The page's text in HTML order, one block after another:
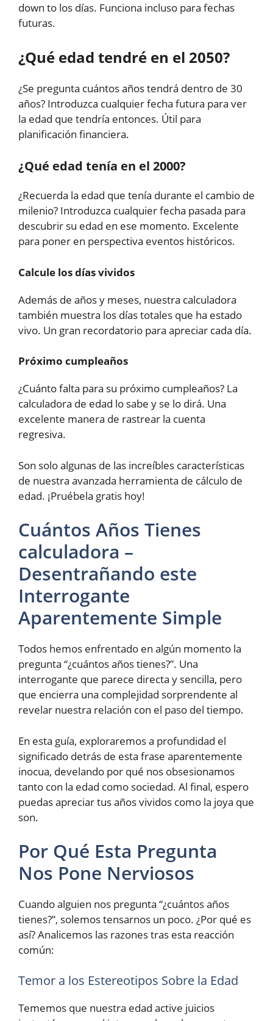
down to los días. Funciona incluso para fechas
futuras.
¿Qué edad tendré en el 2050?
¿Se pregunta cuántos años tendrá dentro de 30
años? Introduzca cualquier fecha futura para ver
la edad que tendría entonces. Útil para
planificación financiera.
¿Qué edad tenía en el 2000?
¿Recuerda la edad que tenía durante el cambio de
milenio? Introduzca cualquier fecha pasada para
descubrir su edad en ese momento. Excelente
para poner en perspectiva eventos históricos.
Calcule los días vividos
Además de años y meses, nuestra calculadora
también muestra los días totales que ha estado
vivo. Un gran recordatorio para apreciar cada día.
Próximo cumpleaños
¿Cuánto falta para su próximo cumpleaños? La
calculadora de edad lo sabe y se lo dirá. Una
excelente manera de rastrear la cuenta
regresiva.
Son solo algunas de las increíbles características
de nuestra avanzada herramienta de cálculo de
edad. ¡Pruébela gratis hoy!
Cuántos Años Tienes
calculadora –
Desentrañando este
Interrogante
Aparentemente Simple
Todos hemos enfrentado en algún momento la
pregunta “¿cuántos años tienes?”. Una
interrogante que parece directa y sencilla, pero
que encierra una complejidad sorprendente al
revelar nuestra relación con el paso del tiempo.
En esta guía, exploraremos a profundidad el
significado detrás de esta frase aparentemente
inocua, develando por qué nos obsesionamos
tanto con la edad como sociedad. Al final, espero
puedas apreciar tus años vividos como la joya que
son.
Por Qué Esta Pregunta
Nos Pone Nerviosos
Cuando alguien nos pregunta “¿cuántos años
tienes?”, solemos tensarnos un poco. ¿Por qué es
así? Analicemos las razones tras esta reacción
común:
Temor a los Estereotipos Sobre la Edad
Tememos que nuestra edad active juicios